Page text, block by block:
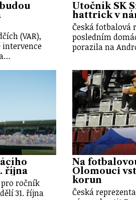
(VAR),
Útočník SK
hattrick v
Česká fotbalová
posledním
porazila na
října
pro ročník
31. října
Na
Olomouci
korun
Česká